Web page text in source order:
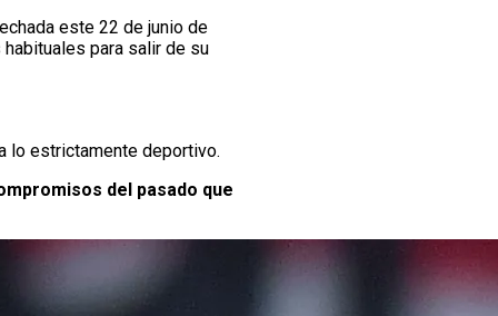
este 22 de junio de
para salir de su
lo estrictamente deportivo.
del pasado que